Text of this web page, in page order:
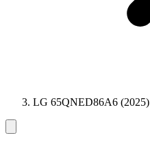
LG 65QNED86A6 (2025)